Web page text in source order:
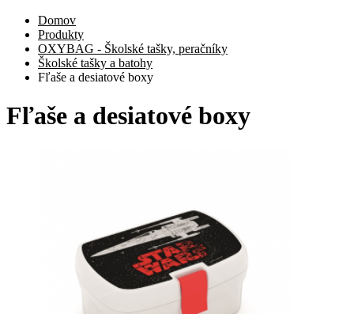
Domov
Produkty
OXYBAG - Školské tašky, peračníky
Školské tašky a batohy
Fľaše a desiatové boxy
Fľaše a desiatové boxy